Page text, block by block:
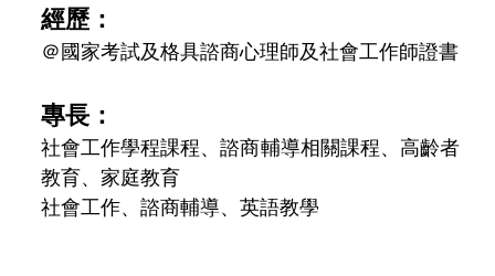
經歷：
＠國家考試及格具諮商心理師及社會工作師證書
專長：
社會工作學程課程、諮商輔導相關課程、高齡者
教育、家庭教育
社會工作、諮商輔導、英語教學